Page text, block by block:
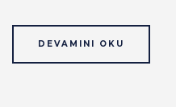
DEVAMINI OKU